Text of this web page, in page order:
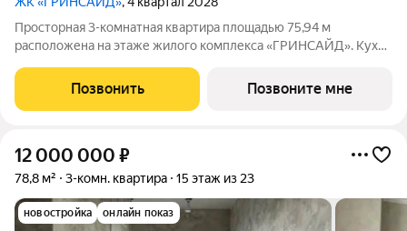
Просторная 3-комнатная квартира площадью 75,94 м
расположена на этаже жилого комплекса «ГРИНСАЙД». Кухня
ужинов. Светлые жилые комнаты общей площадью
15,85/9,48/12,72 м обеспечивают комфортное
Позвонить Позвоните мне
12 000 000 ₽
78,8 м² 3-комн. квартира 15 этаж из 23
новостройка онлайн показ